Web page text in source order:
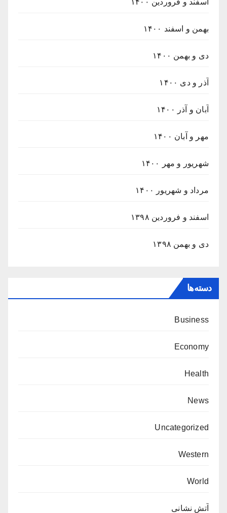
اسفند و فروردین ۱۴۰۰
بهمن و اسفند ۱۴۰۰
دی و بهمن ۱۴۰۰
آذر و دی ۱۴۰۰
آبان و آذر ۱۴۰۰
مهر و آبان ۱۴۰۰
شهریور و مهر ۱۴۰۰
مرداد و شهریور ۱۴۰۰
اسفند و فروردین ۱۳۹۸
دی و بهمن ۱۳۹۸
دسته‌ها
Business
Economy
Health
News
Uncategorized
Western
World
آتش نشانی